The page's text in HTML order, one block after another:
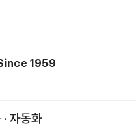
1959
· 자동화